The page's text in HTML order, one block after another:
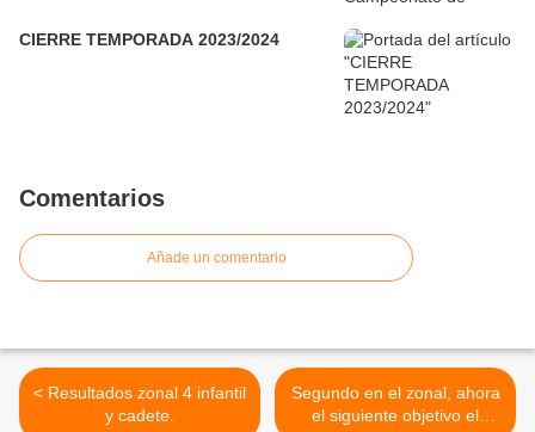
CIERRE TEMPORADA 2023/2024
Comentarios
Añade un comentario
< Resultados zonal 4 infantil
y cadete.
Segundo en el zonal, ahora
el siguiente objetivo el